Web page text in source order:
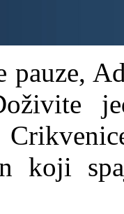
koji